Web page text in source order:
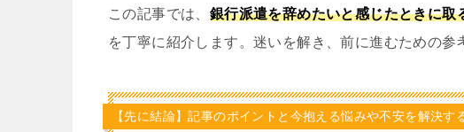
この記事では、 銀行派遣を辞めたいと感じたときに取
を丁寧に紹介します。迷いを解き、前に進むための参
【先に結論】記事のポイントと今抱える悩みや不安を解決す